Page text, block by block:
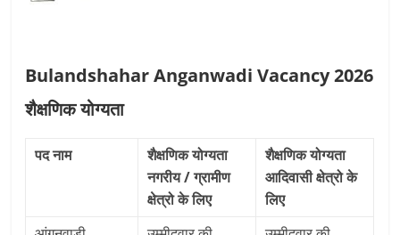
Bulandshahar Anganwadi Vacancy 2026
शैक्षणिक योग्यता
पद नाम
शैक्षणिक योग्यता
नगरीय / ग्रामीण
क्षेत्रो के लिए
शैक्षणिक योग्यता
आदिवासी क्षेत्रो के
लिए